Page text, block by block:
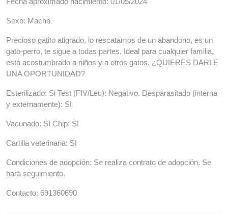
Sexo: Macho
Precioso gatito atigrado, lo rescatamos de un abandono, es un
gato-perro, te sigue a todas partes. Ideal para cualquier familia,
está acostumbrado a niños y a otros gatos. ¿QUIERES DARLE
UNA OPORTUNIDAD?
Esterilizado: Si Test (FIV/Leu): Negativo. Desparasitado (interna
y externamente): SI
Vacunado: SI Chip: SI
Cartilla veterinaria: SI
Condiciones de adopción: Se realiza contrato de adopción. Se
hará seguimiento.
Contacto; 691360690